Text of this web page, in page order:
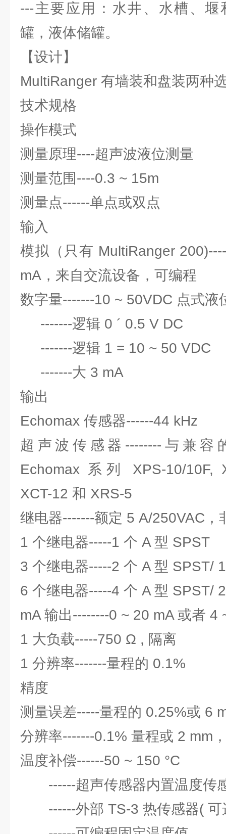
---主要应用：水井、水槽、
罐，液体储罐。
【设计】
MultiRanger 有墙装和盘装两种
技术规格
操作模式
测量原理----超声波液位测量
测量范围----0.3 ~ 15m
测量点------单点或双点
输入
模拟（只有 MultiRanger
mA，来自交流设备，可编程
数字量-------10 ~ 50VDC 点式液
-------逻辑 0 ´ 0.5 V DC
-------逻辑 1 = 10 ~ 50 VDC
-------大 3 mA
输出
Echomax 传感器------44 kHz
超声波传感器--------与兼容
Echomax 系列 XPS-10/10F,
XCT-12 和 XRS-5
继电器-------额定 5 A/250VAC，
1 个继电器-----1 个 A 型 SPST
3 个继电器-----2 个 A 型 SPST/
6 个继电器-----4 个 A 型 SPST/
mA 输出--------0 ~ 20 mA 或者 4
1 大负载-----750 Ω , 隔离
1 分辨率-------量程的 0.1%
精度
测量误差-----量程的 0.25%或 6
分辨率-------0.1% 量程或 2 mm
温度补偿------50 ~ 150 °C
------超声传感器内置温度传
------外部 TS-3 热传感器( 可